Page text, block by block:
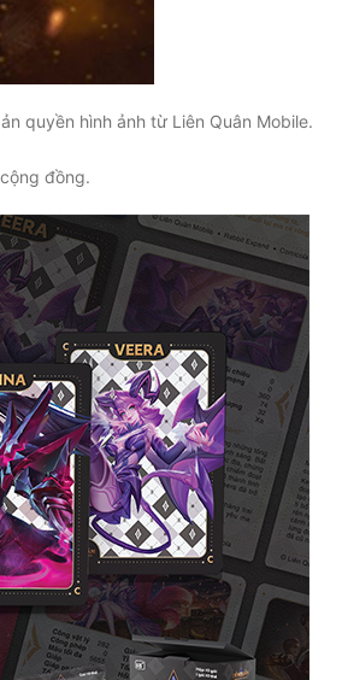
quyền hình ảnh từ Liên Quân Mobile.
đồng.